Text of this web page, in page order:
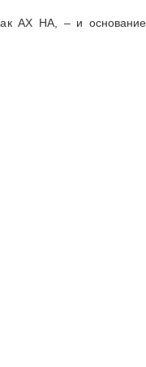
АХ НА, – и основание